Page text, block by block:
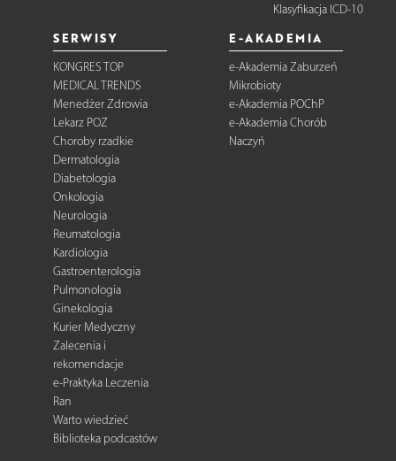
Klasyfikacja ICD-10
SERWISY
KONGRES TOP
MEDICAL TRENDS
Menedżer Zdrowia
Lekarz POZ
Choroby rzadkie
Dermatologia
Diabetologia
Onkologia
Neurologia
Reumatologia
Kardiologia
Gastroenterologia
Pulmonologia
Ginekologia
Kurier Medyczny
Zalecenia i
rekomendacje
e-Praktyka Leczenia
Ran
Warto wiedzieć
Biblioteka podcastów
E-AKADEMIA
e-Akademia Zaburzeń
Mikrobioty
e-Akademia POChP
e-Akademia Chorób
Naczyń